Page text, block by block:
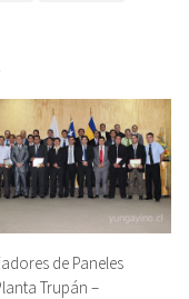
de Paneles
Trupán –